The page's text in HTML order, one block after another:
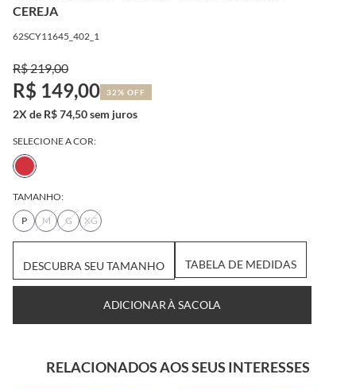
CEREJA
62SCY11645_402_1
R$ 219,00
R$ 149,00 32% OFF
2X de R$ 74,50 sem juros
SELECIONE A COR:
TAMANHO:
P
M G XG
TAMANHO
MEDIDAS